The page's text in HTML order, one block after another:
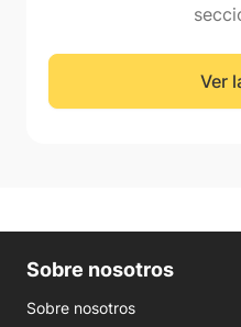
Ver
Sobre nosotros
Sobre nosotros